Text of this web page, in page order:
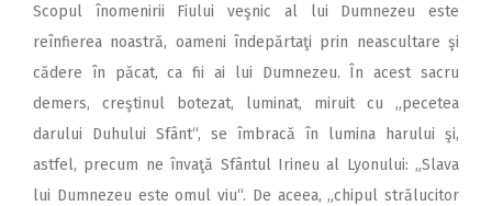
Scopul înomenirii Fiului veşnic al lui Dumnezeu este
reînfierea noastră, oameni îndepărtaţi prin neascultare şi
cădere în păcat, ca fii ai lui Dumnezeu. În acest sacru
demers, creştinul botezat, luminat, miruit cu „pecetea
darului Duhului Sfânt“, se îmbracă în lumina harului şi,
astfel, precum ne învaţă Sfântul Irineu al Lyonului: „Slava
lui Dumnezeu este omul viu“. De aceea, „chipul strălucitor